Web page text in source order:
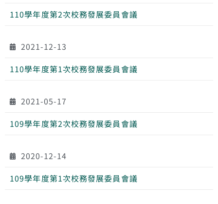
110學年度第2次校務發展委員會議
2021-12-13
110學年度第1次校務發展委員會議
2021-05-17
109學年度第2次校務發展委員會議
2020-12-14
109學年度第1次校務發展委員會議